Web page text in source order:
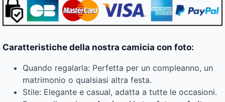
Caratteristiche della nostra camicia con foto:
Quando regalarla: Perfetta per un compleanno, un
matrimonio o qualsiasi altra festa.
Stile: Elegante e casual, adatta a tutte le occasioni.